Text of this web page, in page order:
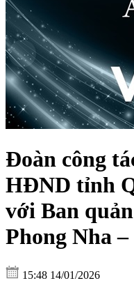
Đoàn công
HĐND tỉnh
với Ban
Phong Nha
15:48 14/01/2026